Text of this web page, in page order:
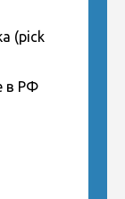
(pick
в РФ